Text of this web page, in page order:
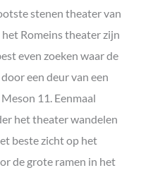
stenen theater van
Romeins theater zijn
even zoeken waar de
een deur van een
11. Eenmaal
het theater wandelen
beste zicht op het
de grote ramen in het